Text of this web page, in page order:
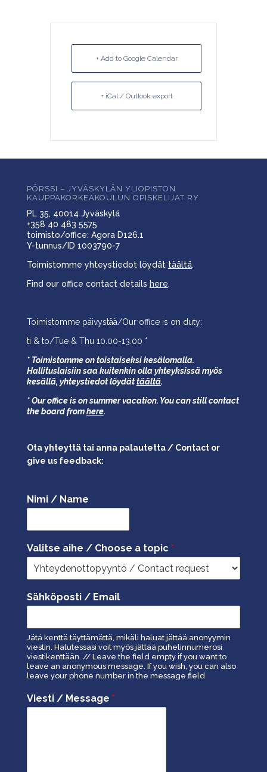
+ Add to Google Calendar
+ iCal / Outlook export
PÖRSSI – JYVÄSKYLÄN YLIOPISTON
KAUPPAKORKEAKOULUN OPISKELIJAT RY
PL 35, 40014 Jyväskylä
+358 40 483 5575
toimisto/office: Agora D126.1
Y-tunnus/ID 1003790-7
Toimistomme yhteystiedot löydät täältä.
Find our office contact details here.
Toimistomme päivystää/Our office is on duty:
ti & to/Tue & Thu 10.00-13.00 *
* Toimistomme on toistaiseksi kesälomalla.
Hallituslaisiin saa kuitenkin olla yhteyksissä myös
kesällä, yhteystiedot löydättäältä.
* Our office is on summer vacation. You can still contact
the board fromhere.
Ota yhteyttä tai anna palautetta / Contact or
give us feedback:
Nimi / Name
Valitse aihe / Choose a topic *
Sähköposti / Email
Jätä kenttä täyttämättä, mikäli haluat jättää anonyymin
viestin. Halutessasi voit myös jättää puhelinnumerosi
viestikenttään. // Leave the field empty if you want to
leave an anonymous message. If you wish, you can also
leave your phone number in the message field
Viesti / Message *